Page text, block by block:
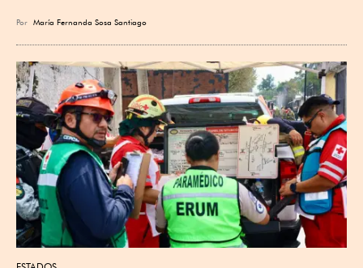
Por María Fernanda Sosa Santiago